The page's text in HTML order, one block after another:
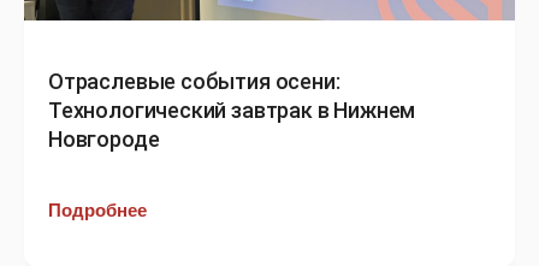
Отраслевые события осени:
Технологический завтрак в Нижнем
Новгороде
Подробнее